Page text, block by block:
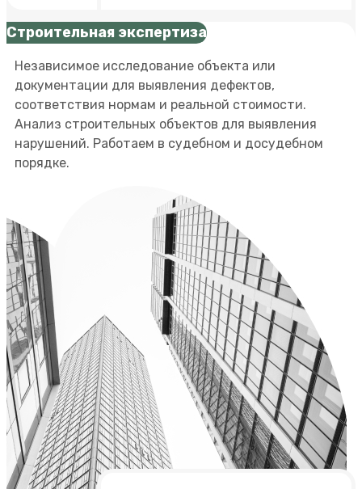
Строительная экспертиза
Независимое исследование объекта или
документации для выявления дефектов,
соответствия нормам и реальной стоимости.
Анализ строительных объектов для выявления
нарушений. Работаем в судебном и досудебном
порядке.